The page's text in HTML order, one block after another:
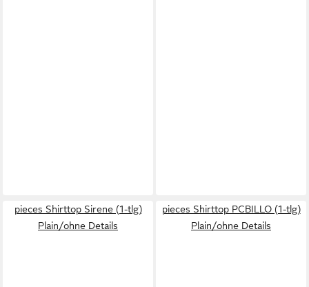
pieces Shirttop Sirene (1-tlg)
Plain/ohne Details
pieces Shirttop PCBILLO (1-tlg)
Plain/ohne Details